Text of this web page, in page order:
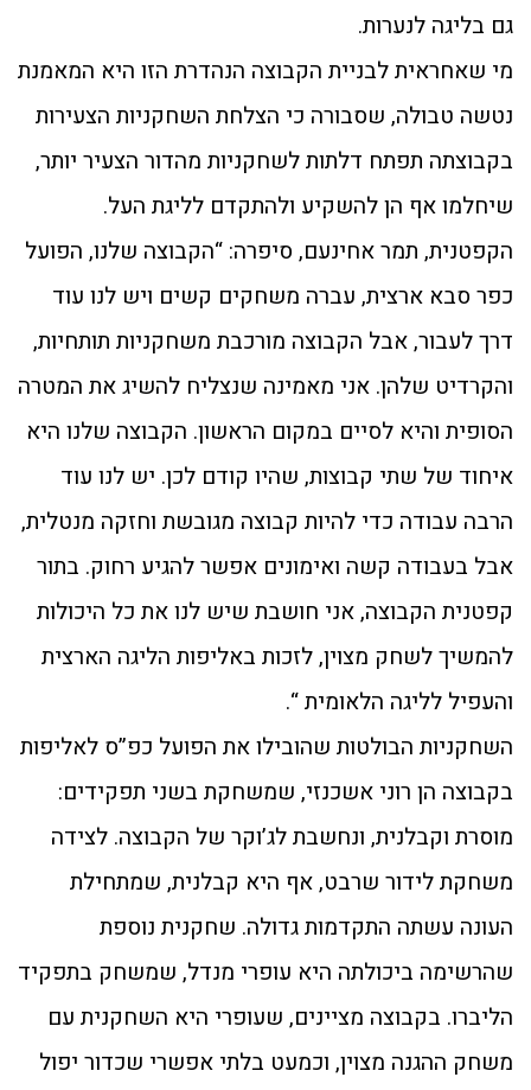
גם בליגה לנערות.
מי שאחראית לבניית הקבוצה הנהדרת הזו היא המאמנת
נטשה טבולה, שסבורה כי הצלחת השחקניות הצעירות
בקבוצתה תפתח דלתות לשחקניות מהדור הצעיר יותר,
שיחלמו אף הן להשקיע ולהתקדם לליגת העל.
הקפטנית, תמר אחינעם, סיפרה: “הקבוצה שלנו, הפועל
כפר סבא ארצית, עברה משחקים קשים ויש לנו עוד
דרך לעבור, אבל הקבוצה מורכבת משחקניות תותחיות,
והקרדיט שלהן. אני מאמינה שנצליח להשיג את המטרה
הסופית והיא לסיים במקום הראשון. הקבוצה שלנו היא
איחוד של שתי קבוצות, שהיו קודם לכן. יש לנו עוד
הרבה עבודה כדי להיות קבוצה מגובשת וחזקה מנטלית,
אבל בעבודה קשה ואימונים אפשר להגיע רחוק. בתור
קפטנית הקבוצה, אני חושבת שיש לנו את כל היכולות
להמשיך לשחק מצוין, לזכות באליפות הליגה הארצית
והעפיל לליגה הלאומית “.
השחקניות הבולטות שהובילו את הפועל כפ”ס לאליפות
בקבוצה הן רוני אשכנזי, שמשחקת בשני תפקידים:
מוסרת וקבלנית, ונחשבת לג’וקר של הקבוצה. לצידה
משחקת לידור שרבט, אף היא קבלנית, שמתחילת
העונה עשתה התקדמות גדולה. שחקנית נוספת
שהרשימה ביכולתה היא עופרי מנדל, שמשחק בתפקיד
הליברו. בקבוצה מציינים, שעופרי היא השחקנית עם
משחק ההגנה מצוין, וכמעט בלתי אפשרי שכדור יפול